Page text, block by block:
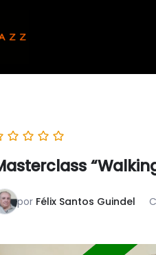
por Félix Santos Guindel